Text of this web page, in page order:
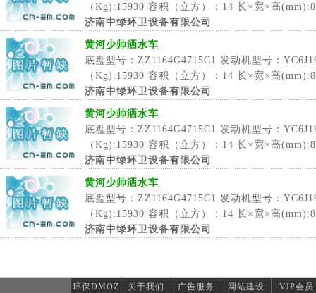
（Kg):15930 容积（立方）：14 长×宽×高
济南中绿环卫设备有限公司
黄河少帅洒水车
底盘型号：ZZ1164G4715C1 发动机型号：
（Kg):15930 容积（立方）：14 长×宽×高
济南中绿环卫设备有限公司
黄河少帅洒水车
底盘型号：ZZ1164G4715C1 发动机型号：
（Kg):15930 容积（立方）：14 长×宽×高
济南中绿环卫设备有限公司
黄河少帅洒水车
底盘型号：ZZ1164G4715C1 发动机型号：
（Kg):15930 容积（立方）：14 长×宽×高
济南中绿环卫设备有限公司
环保DMOZ 关于我们 广告服务 网站建设 VIP会员